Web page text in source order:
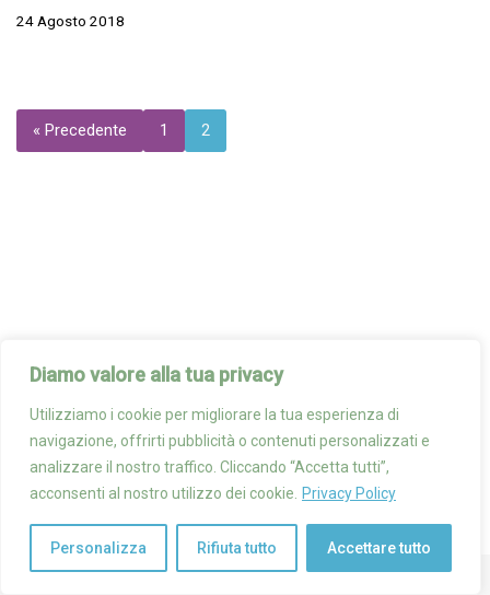
Diamo valore alla tua privacy
Utilizziamo i cookie per migliorare la tua esperienza di
navigazione, offrirti pubblicità o contenuti personalizzati e
analizzare il nostro traffico. Cliccando “Accetta tutti”,
acconsenti al nostro utilizzo dei cookie.
Privacy Policy
Personalizza Rifiuta tutto Accettare tutto
24 Agosto 2018
« Precedente 1 2
© 2025 Progetto SANI Tutti i diritti riservati